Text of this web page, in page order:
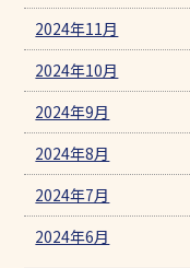
2024年11月
2024年10月
2024年9月
2024年8月
2024年7月
2024年6月